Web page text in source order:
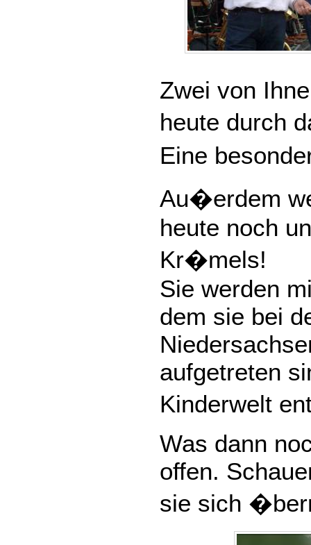
Zwei von
heute durch
Eine
Au�erdem
heute noch
Kr�mels!
Sie werden
dem sie bei
aufgetreten
Kinderwelt
Was dann
offen.
sie sich